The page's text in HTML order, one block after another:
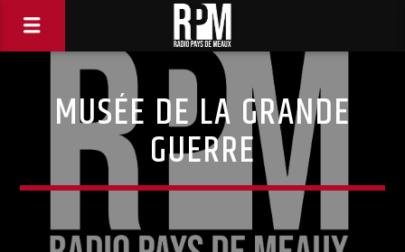
MUSÉE DE LA GRANDE
GUERRE